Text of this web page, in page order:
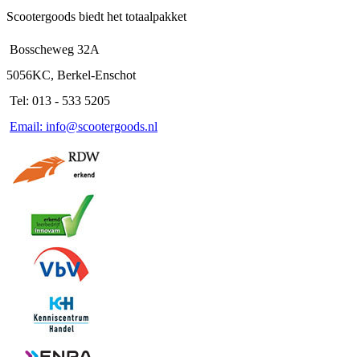
Scootergoods biedt het totaalpakket
Bosscheweg 32A
5056KC, Berkel-Enschot
Tel: 013 - 533 5205
Email: info@scootergoods.nl